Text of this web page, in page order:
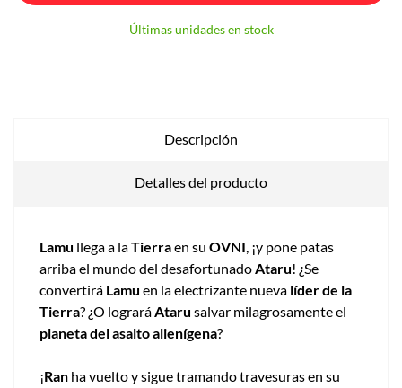
Últimas unidades en stock
Descripción
Detalles del producto
Lamu llega a laTierraen su OVNI, ¡y pone patas
arriba el mundo del desafortunadoAtaru! ¿Se
convertirá Lamu en la electrizante nueva líder de la
Tierra? ¿O lograráAtaru salvar milagrosamente el
planeta del asalto alienígena?
¡Ran ha vuelto y sigue tramando travesuras en su